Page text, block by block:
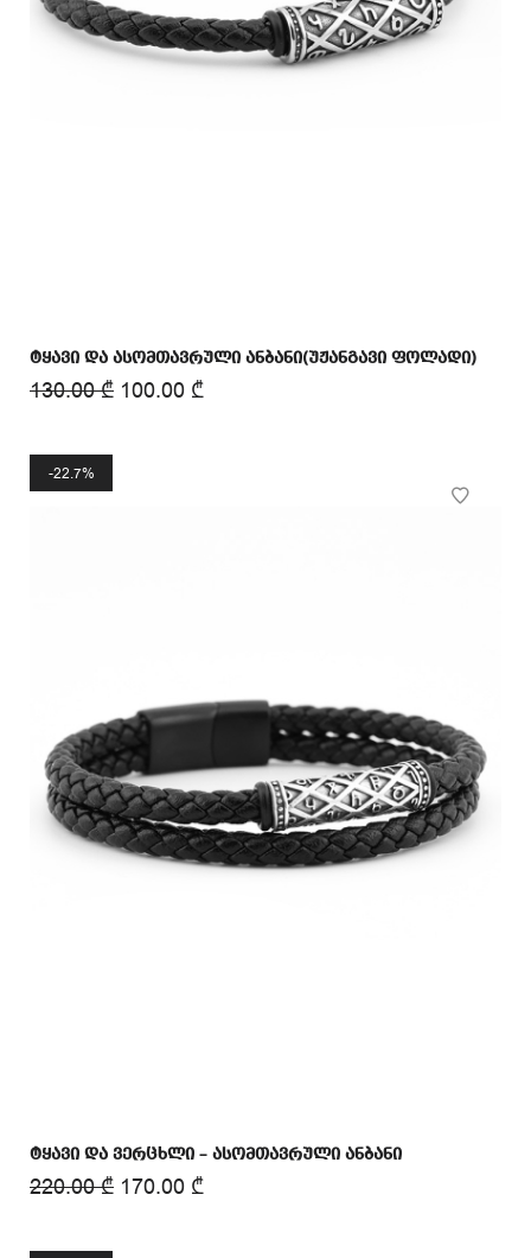
ტყავი და ასომთავრული ანბანი(უჟანგავი ფოლადი)
130.00₾ 100.00 ₾
22.7%
ტყავი და ვერცხლი – ასომთავრული ანბანი
220.00₾ 170.00 ₾